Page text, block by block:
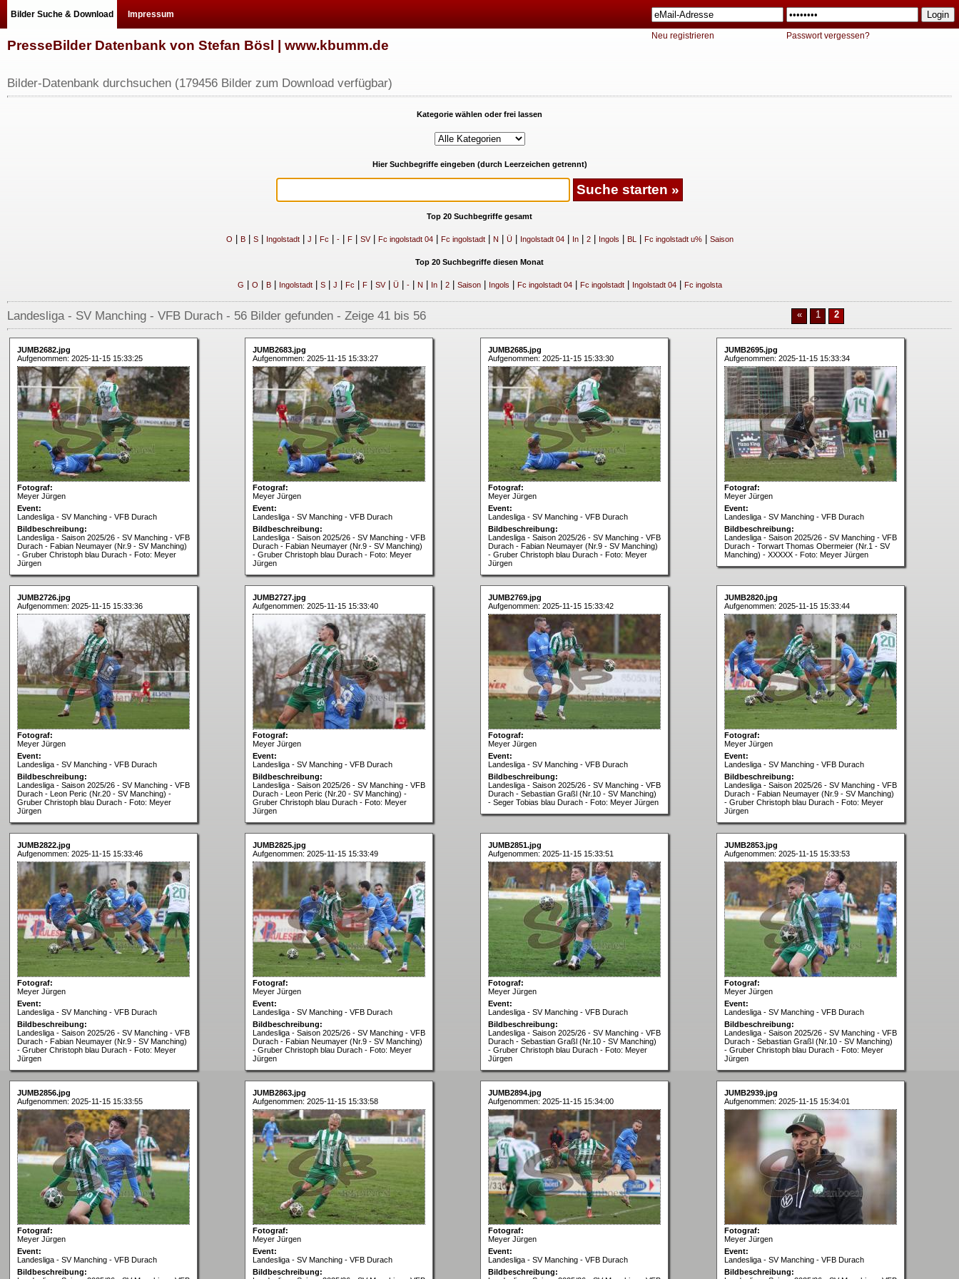
Bilder Suche & Download Impressum
Neu registrieren Passwort vergessen?
PresseBilder Datenbank von Stefan Bösl | www.kbumm.de
Bilder-Datenbank durchsuchen (179456 Bilder zum Download verfügbar)
Kategorie wählen oder frei lassen
Hier Suchbegriffe eingeben (durch Leerzeichen getrennt)
Top 20 Suchbegriffe gesamt
O B| S| Ingolstadt| J Fc -| F| SV| Fc ingolstadt 04| Fc ingolstadt| N Ü Ingolstadt 04| In| 2| Ingols BL | Fc ingolstadt u%| Saison
Top 20 Suchbegriffe diesen Monat
G O B| Ingolstadt| S| J Fc F| SV| Ü| -| N In| 2| Saison| Ingols Fc ingolstadt 04| Fc ingolstadt| Ingolstadt 04| Fc ingolsta
Landesliga - SV Manching - VFB Durach - 56 Bilder gefunden - Zeige 41 bis 56 « 1 2
JUMB2682.jpg
Aufgenommen: 2025-11-15 15:33:25
Fotograf:
Meyer Jürgen
Event:
Landesliga - SV Manching - VFB Durach
Bildbeschreibung:
Landesliga - Saison 2025/26 - SV Manching - VFB
Durach - Fabian Neumayer (Nr.9 - SV Manching)
- Gruber Christoph blau Durach - Foto: Meyer
Jürgen
JUMB2683.jpg
Aufgenommen: 2025-11-15 15:33:27
Fotograf:
Meyer Jürgen
Event:
Landesliga - SV Manching - VFB Durach
Bildbeschreibung:
Landesliga - Saison 2025/26 - SV Manching - VFB
Durach - Fabian Neumayer (Nr.9 - SV Manching)
- Gruber Christoph blau Durach - Foto: Meyer
Jürgen
JUMB2685.jpg
Aufgenommen: 2025-11-15 15:33:30
Fotograf:
Meyer Jürgen
Event:
Landesliga - SV Manching - VFB Durach
Bildbeschreibung:
Landesliga - Saison 2025/26 - SV Manching - VFB
Durach - Fabian Neumayer (Nr.9 - SV Manching)
- Gruber Christoph blau Durach - Foto: Meyer
Jürgen
JUMB2695.jpg
Aufgenommen: 2025-11-15 15:33:34
Fotograf:
Meyer Jürgen
Event:
Landesliga - SV Manching - VFB Durach
Bildbeschreibung:
Landesliga - Saison 2025/26 - SV Manching - VFB
Durach - Torwart Thomas Obermeier (Nr.1 - SV
Manching) - XXXXX - Foto: Meyer Jürgen
JUMB2726.jpg
Aufgenommen: 2025-11-15 15:33:36
Fotograf:
Meyer Jürgen
Event:
Landesliga - SV Manching - VFB Durach
Bildbeschreibung:
Landesliga - Saison 2025/26 - SV Manching - VFB
Durach - Leon Peric (Nr.20 - SV Manching) -
Gruber Christoph blau Durach - Foto: Meyer
Jürgen
JUMB2727.jpg
Aufgenommen: 2025-11-15 15:33:40
Fotograf:
Meyer Jürgen
Event:
Landesliga - SV Manching - VFB Durach
Bildbeschreibung:
Landesliga - Saison 2025/26 - SV Manching - VFB
Durach - Leon Peric (Nr.20 - SV Manching) -
Gruber Christoph blau Durach - Foto: Meyer
Jürgen
JUMB2769.jpg
Aufgenommen: 2025-11-15 15:33:42
Fotograf:
Meyer Jürgen
Event:
Landesliga - SV Manching - VFB Durach
Bildbeschreibung:
Landesliga - Saison 2025/26 - SV Manching - VFB
Durach - Sebastian Graßl (Nr.10 - SV Manching)
- Seger Tobias blau Durach - Foto: Meyer Jürgen
JUMB2820.jpg
Aufgenommen: 2025-11-15 15:33:44
Fotograf:
Meyer Jürgen
Event:
Landesliga - SV Manching - VFB Durach
Bildbeschreibung:
Landesliga - Saison 2025/26 - SV Manching - VFB
Durach - Fabian Neumayer (Nr.9 - SV Manching)
- Gruber Christoph blau Durach - Foto: Meyer
Jürgen
JUMB2822.jpg
Aufgenommen: 2025-11-15 15:33:46
Fotograf:
Meyer Jürgen
Event:
Landesliga - SV Manching - VFB Durach
Bildbeschreibung:
Landesliga - Saison 2025/26 - SV Manching - VFB
Durach - Fabian Neumayer (Nr.9 - SV Manching)
- Gruber Christoph blau Durach - Foto: Meyer
Jürgen
JUMB2825.jpg
Aufgenommen: 2025-11-15 15:33:49
Fotograf:
Meyer Jürgen
Event:
Landesliga - SV Manching - VFB Durach
Bildbeschreibung:
Landesliga - Saison 2025/26 - SV Manching - VFB
Durach - Fabian Neumayer (Nr.9 - SV Manching)
- Gruber Christoph blau Durach - Foto: Meyer
Jürgen
JUMB2851.jpg
Aufgenommen: 2025-11-15 15:33:51
Fotograf:
Meyer Jürgen
Event:
Landesliga - SV Manching - VFB Durach
Bildbeschreibung:
Landesliga - Saison 2025/26 - SV Manching - VFB
Durach - Sebastian Graßl (Nr.10 - SV Manching)
- Gruber Christoph blau Durach - Foto: Meyer
Jürgen
JUMB2853.jpg
Aufgenommen: 2025-11-15 15:33:53
Fotograf:
Meyer Jürgen
Event:
Landesliga - SV Manching - VFB Durach
Bildbeschreibung:
Landesliga - Saison 2025/26 - SV Manching - VFB
Durach - Sebastian Graßl (Nr.10 - SV Manching)
- Gruber Christoph blau Durach - Foto: Meyer
Jürgen
JUMB2856.jpg
Aufgenommen: 2025-11-15 15:33:55
Fotograf:
Meyer Jürgen
Event:
Landesliga - SV Manching - VFB Durach
Bildbeschreibung:
JUMB2863.jpg
Aufgenommen: 2025-11-15 15:33:58
Fotograf:
Meyer Jürgen
Event:
Landesliga - SV Manching - VFB Durach
Bildbeschreibung:
JUMB2894.jpg
Aufgenommen: 2025-11-15 15:34:00
Fotograf:
Meyer Jürgen
Event:
Landesliga - SV Manching - VFB Durach
Bildbeschreibung:
JUMB2939.jpg
Aufgenommen: 2025-11-15 15:34:01
Fotograf:
Meyer Jürgen
Event:
Landesliga - SV Manching - VFB Durach
Bildbeschreibung: